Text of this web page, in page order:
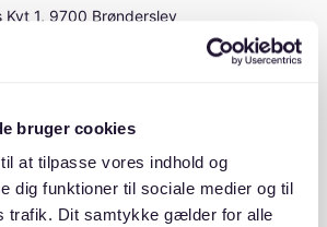
bruger cookies
at tilpasse vores indhold og
dig funktioner til sociale medier og til
trafik. Dit samtykke gælder for alle
Kvt 1, 9700 Brønderslev